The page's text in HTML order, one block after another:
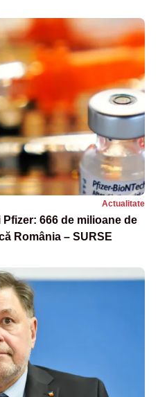
Actualitate
666 de milioane de
România – SURSE